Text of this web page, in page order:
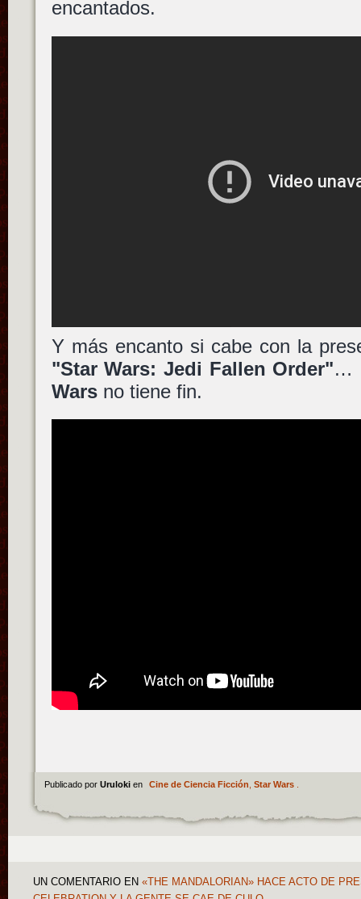
encantados.
Y más encanto si cabe con la
"Star Wars: Jedi Fallen Order"…
Warsno tiene fin.
Publicado por Uruloki en Cine de Ciencia Ficción Star Wars.
UN COMENTARIO EN «THE MANDALORIAN» HACE ACTO DE